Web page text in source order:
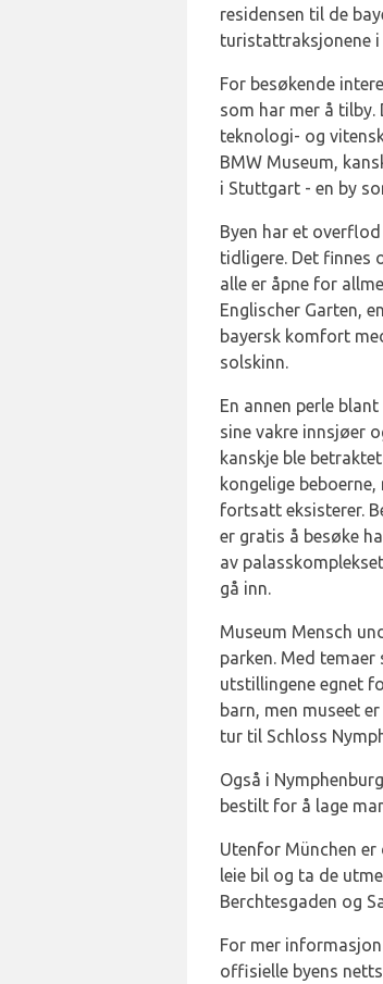
residensen til de
turistattraksjonene i
For besøkende
som har mer å
teknologi- og
BMW Museum,
i Stuttgart - en by
Byen har et
tidligere. Det finnes
alle er åpne for
Englischer Garten,
bayersk komfort
solskinn.
En annen perle
sine vakre innsjøer
kanskje ble
kongelige
fortsatt eksisterer.
er gratis å besøke
av
gå inn.
Museum Mensch
parken. Med
utstillingene egnet
barn, men museet
tur til Schloss
Også i
bestilt for å lage
Utenfor München
leie bil og ta de
Berchtesgaden og
For mer
offisielle byens